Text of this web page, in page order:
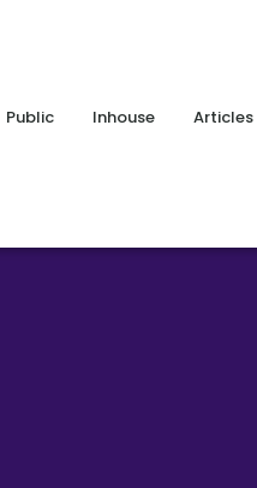
Public Inhouse Articles